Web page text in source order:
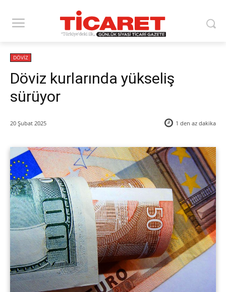
DÖVİZ
Döviz kurlarında yükseliş
sürüyor
20 Şubat 2025 1 den az dakika